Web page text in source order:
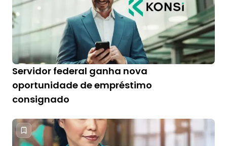
Servidor federal ganha nova
oportunidade de empréstimo
consignado